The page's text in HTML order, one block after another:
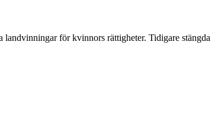
för kvinnors rättigheter. Tidigare stängda